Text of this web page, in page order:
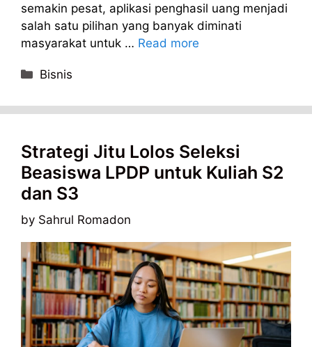
semakin pesat, aplikasi penghasil uang menjadi
salah satu pilihan yang banyak diminati
masyarakat untuk … Read more
Categories
Bisnis
Strategi Jitu Lolos Seleksi
Beasiswa LPDP untuk Kuliah S2
dan S3
by Sahrul Romadon